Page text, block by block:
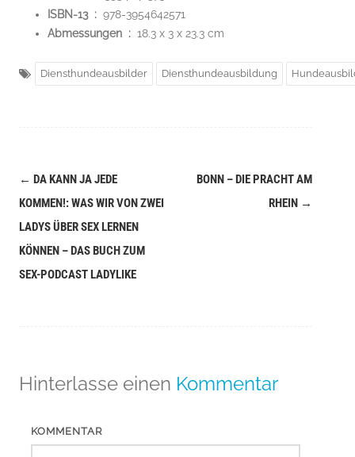
ISBN-13 ‏ : ‎ 978-3954642571
Abmessungen ‏ : ‎ 18.3 x 3 x 23.3 cm
Diensthundeausbilder Diensthundeausbildung
Navigation
(Beiträge)
← DA KANN JA JEDE
KOMMEN!: WAS WIR VON ZWEI
LADYS ÜBER SEX LERNEN
KÖNNEN – DAS BUCH ZUM
SEX-PODCAST LADYLIKE
BONN – DIE PRACHT AM
RHEIN →
Hinterlasse einen Kommentar
KOMMENTAR